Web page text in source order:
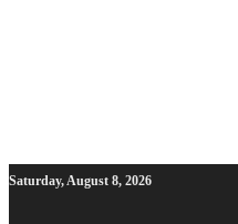
Saturday, August 8, 2026